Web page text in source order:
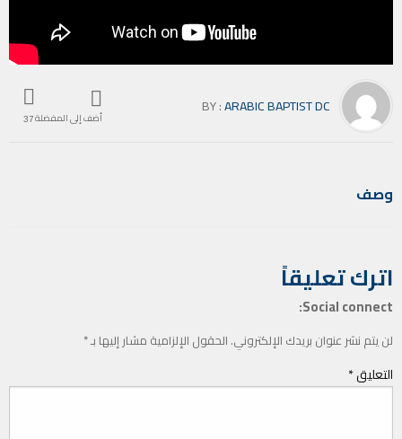
أضف إلى المفضلة37
BY :ARABIC BAPTIST DC
وصف
اترك تعليقاً
Social connect:
لن يتم نشر عنوان بريدك الإلكتروني. الحقول الإلزامية مشار إليها بـ*
التعليق*